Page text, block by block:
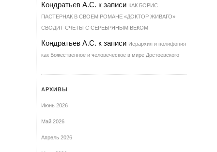
Кондратьев А.С. к записи КАК БОРИС
ПАСТЕРНАК В СВОЕМ РОМАНЕ «ДОКТОР ЖИВАГО»
СВОДИТ СЧЁТЫ С СЕРЕБРЯНЫМ ВЕКОМ
Кондратьев А.С. к записи Иерархия и полифония
как Божественное и человеческое в мире Достоевского
АРХИВЫ
Июнь 2026
Май 2026
Апрель 2026